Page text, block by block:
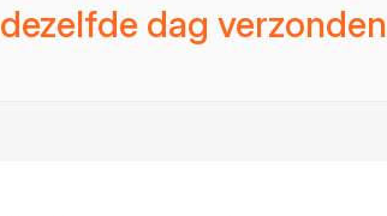
dezelfde dag verzonden